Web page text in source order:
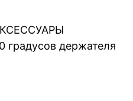
градусов держателя